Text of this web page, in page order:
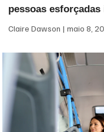
pessoas
Claire Dawson maio 8,